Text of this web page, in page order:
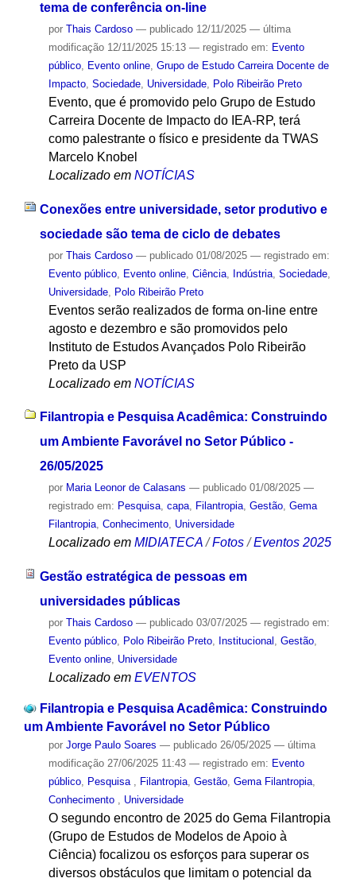
tema de conferência on-line
por Thais Cardoso — publicado12/11/2025 — última
modificação12/11/2025 15:13 — registrado em: Evento
público, Evento online, Grupo de Estudo Carreira Docente de
Impacto, Sociedade, Universidade, Polo Ribeirão Preto
Evento, que é promovido pelo Grupo de Estudo
Carreira Docente de Impacto do IEA-RP, terá
como palestrante o físico e presidente da TWAS
Marcelo Knobel
Localizado em NOTÍCIAS
Conexões entre universidade, setor produtivo e
sociedade são tema de ciclo de debates
por Thais Cardoso — publicado01/08/2025 — registrado em:
Evento público, Evento online, Ciência, Indústria, Sociedade,
Universidade, Polo Ribeirão Preto
Eventos serão realizados de forma on-line entre
agosto e dezembro e são promovidos pelo
Instituto de Estudos Avançados Polo Ribeirão
Preto da USP
Localizado em NOTÍCIAS
Filantropia e Pesquisa Acadêmica: Construindo
um Ambiente Favorável no Setor Público -
26/05/2025
por Maria Leonor de Calasans — publicado01/08/2025 —
registrado em: Pesquisa, capa, Filantropia, Gestão, Gema
Filantropia, Conhecimento, Universidade
Localizado em MIDIATECA /Fotos /Eventos 2025
Gestão estratégica de pessoas em
universidades públicas
por Thais Cardoso — publicado03/07/2025 — registrado em:
Evento público, Polo Ribeirão Preto, Institucional , Gestão,
Evento online, Universidade
Localizado em EVENTOS
Filantropia e Pesquisa Acadêmica: Construindo
um Ambiente Favorável no Setor Público
por Jorge Paulo Soares — publicado26/05/2025 — última
modificação27/06/2025 11:43 — registrado em: Evento
público, Pesquisa Filantropia, Gestão, Gema Filantropia,
Conhecimento
Universidade
O segundo encontro de 2025 do Gema Filantropia
(Grupo de Estudos de Modelos de Apoio à
Ciência) focalizou os esforços para superar os
diversos obstáculos que limitam o potencial da